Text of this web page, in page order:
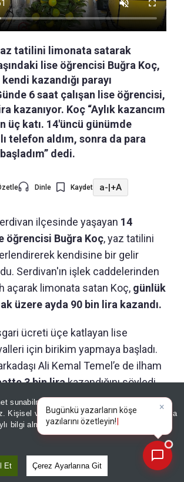
sunabilmek adına sitemizde
Kişisel verileriniz, KVKK ve GDPR kapsamında
bilgi almak içinAydınlatma Metnimizi
Et Çerez Ayarlarına Git
tatilini limonata satarak
lise öğrencisi Buğra Koç,
kazandığı parayı
6 saat çalışan lise öğrencisi,
kazanıyor. Koç “Aylık kazancım
üç katı. 14'üncü günümde
telefon aldım, sonra da para
dedi.
Dinle Kaydet a-|+A
ilçesinde yaşayan 14
öğrencisi Buğra Koç, yaz tatilini
kendisine bir gelir
Serdivan'ın işlek caddelerinden
açarak limonata satan Koç, günlük
üzere ayda 90 bin lira kazandı.
ücreti üçe katlayan lise
için birikim yapmaya başladı.
Ali Kemal Temel’e de ilham
3 bin lirakazandığını söyledi.
Bugünkü yazarların köş